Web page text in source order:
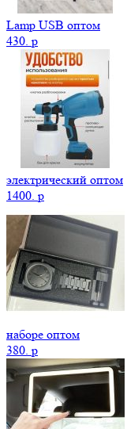
Lamp USB оптом
430. p
электрический оптом
1400. p
наборе оптом
380. p